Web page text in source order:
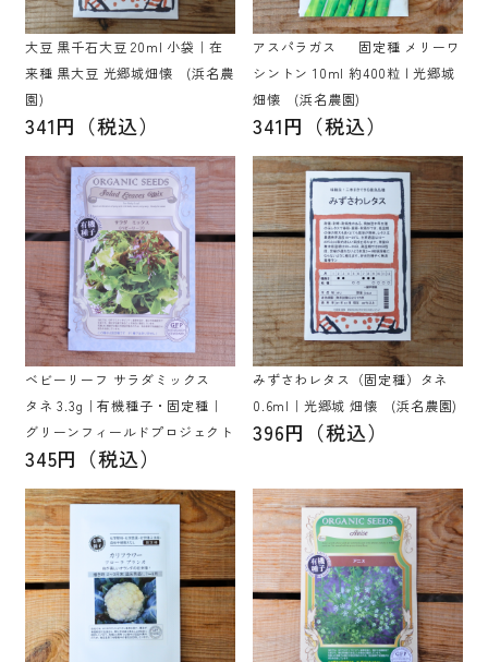
大豆 黒千石大豆 20ml 小袋｜在
来種 黒大豆 光郷城畑懐 (浜名農
園)
341円（税込）
アスパラガス 固定種 メリーワ
シントン 10ml 約400粒 | 光郷城
畑懐 (浜名農園)
341円（税込）
ベビーリーフ サラダミックス
タネ 3.3g｜有機種子・固定種｜
グリーンフィールドプロジェクト
345円（税込）
みずさわレタス（固定種）タネ
0.6ml｜光郷城 畑懐 (浜名農園)
396円（税込）